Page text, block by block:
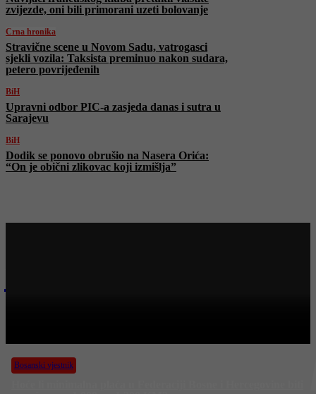
zvijezde, oni bili primorani uzeti bolovanje
Crna hronika
Stravične scene u Novom Sadu, vatrogasci
sjekli vozila: Taksista preminuo nakon sudara,
petero povrijeđenih
BiH
Upravni odbor PIC-a zasjeda danas i sutra u
Sarajevu
BiH
Dodik se ponovo obrušio na Nasera Orića:
“On je obični zlikovac koji izmišlja”
Bosanski vjestnik